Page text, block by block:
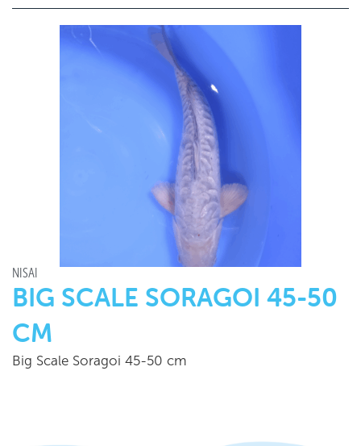
NISAI
BIG SCALE SORAGOI 45-50
CM
Big Scale Soragoi 45-50 cm